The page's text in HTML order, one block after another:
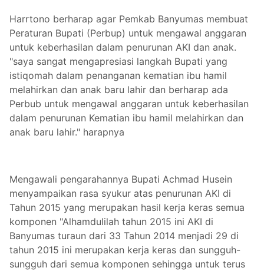
Harrtono berharap agar Pemkab Banyumas membuat
Peraturan Bupati (Perbup) untuk mengawal anggaran
untuk keberhasilan dalam penurunan AKI dan anak.
"saya sangat mengapresiasi langkah Bupati yang
istiqomah dalam penanganan kematian ibu hamil
melahirkan dan anak baru lahir dan berharap ada
Perbub untuk mengawal anggaran untuk keberhasilan
dalam penurunan Kematian ibu hamil melahirkan dan
anak baru lahir." harapnya
Mengawali pengarahannya Bupati Achmad Husein
menyampaikan rasa syukur atas penurunan AKI di
Tahun 2015 yang merupakan hasil kerja keras semua
komponen "Alhamdulilah tahun 2015 ini AKI di
Banyumas turaun dari 33 Tahun 2014 menjadi 29 di
tahun 2015 ini merupakan kerja keras dan sungguh-
sungguh dari semua komponen sehingga untuk terus